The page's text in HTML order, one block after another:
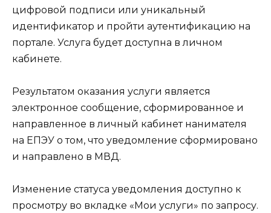
цифровой подписи или уникальный
идентификатор и пройти аутентификацию на
портале. Услуга будет доступна в личном
кабинете.
Результатом оказания услуги является
электронное сообщение, сформированное и
направленное в личный кабинет нанимателя
на ЕПЭУ о том, что уведомление сформировано
и направлено в МВД.
Изменение статуса уведомления доступно к
просмотру во вкладке «Мои услуги» по запросу.